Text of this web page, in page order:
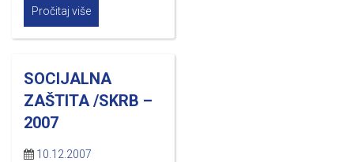
Pročitaj više
SOCIJALNA
ZAŠTITA /SKRB –
2007
10.12.2007